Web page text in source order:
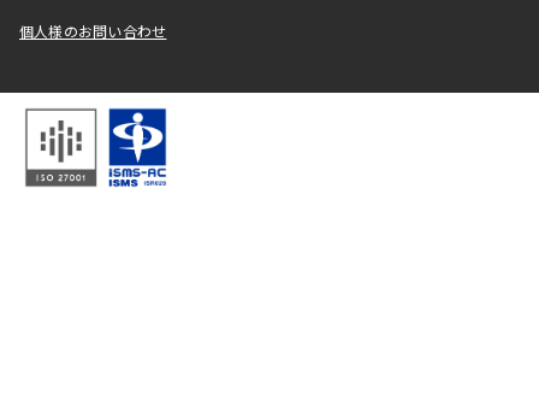
個人様のお問い合わせ